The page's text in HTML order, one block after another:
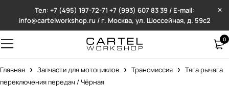
Тел: +7 (495) 197-72-71 +7 (993) 607 83 39 / E-mail:
info@cartelworkshop.ru / г. Москва, ул. Шоссейная, д. 59с2
0
Главная Запчасти для мотоциклов Трансмиссия
Тяга рычага
переключения передач / Чёрная